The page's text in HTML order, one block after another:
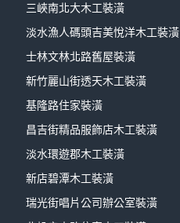
三峽南北大木工裝潢
淡水漁人碼頭吉美悅洋木工裝潢
士林文林北路舊屋裝潢
新竹麗山街透天木工裝潢
基隆路住家裝潢
昌吉街精品服飾店木工裝潢
淡水環遊郡木工裝潢
新店碧潭木工裝潢
瑞光街唱片公司辦公室裝潢